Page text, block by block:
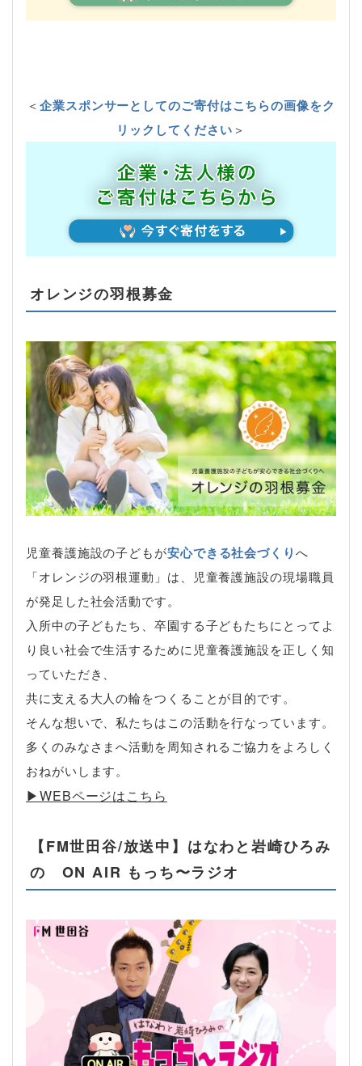
＜企業スポンサーとしてのご寄付はこちらの画像をク
リックしてください＞
オレンジの羽根募金
児童養護施設の子どもが安心できる社会づくりへ
「オレンジの羽根運動」は、児童養護施設の現場職員
が発足した社会活動です。
入所中の子どもたち、卒園する子どもたちにとってよ
り良い社会で生活するために児童養護施設を正しく知
っていただき、
共に支える大人の輪をつくることが目的です。
そんな想いで、私たちはこの活動を行なっています。
多くのみなさまへ活動を周知されるご協力をよろしく
おねがいします。
▶︎WEBページはこちら
【FM世田谷/放送中】はなわと岩崎ひろみ
の ON AIR もっち〜ラジオ